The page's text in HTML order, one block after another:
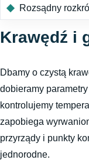
Rozsądny
Krawędź i
Dbamy o czystą
dobieramy
kontrolujemy
zapobiega
przyrządy i punkty
jednorodne.